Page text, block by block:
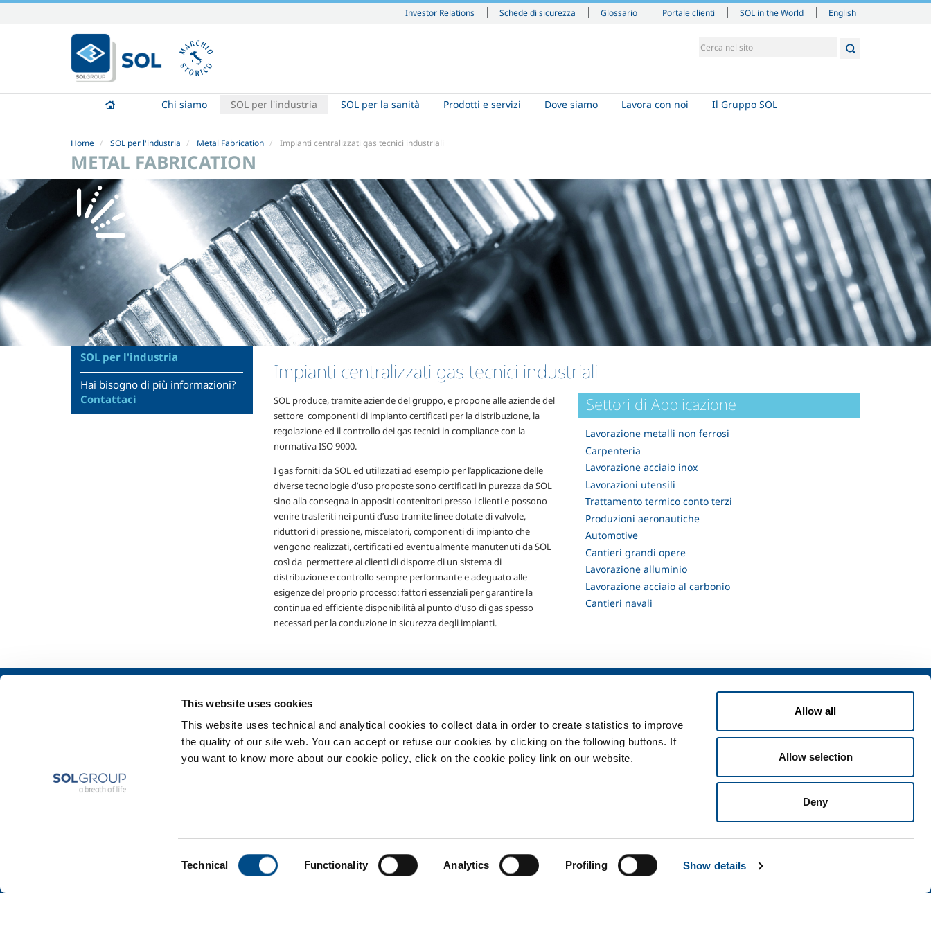
This website uses cookies
This website uses technical and analytical cookies to collect data in order to create statistics to improve
the quality of our site web. You can accept or refuse our cookies by clicking on the following buttons. If
you want to know more about our cookie policy, click on the cookie policy link on our website.
Technical Functionality Analytics Profiling Show details
Allow all
Allow selection
Deny
Investor Relations Schede di sicurezza Glossario Portale clienti SOL in the World
contenuti.
|
Salta
navigazione
English
Chi siamo SOL per l'industria SOL per la sanità Prodotti e servizi Dove siamo Lavora con noi Il Gruppo SOL
Home SOL per l'industria Metal Fabrication Impianti centralizzati gas tecnici industriali
METAL FABRICATION
Impianti centralizzati gas tecnici industriali
SOL produce, tramite aziende del gruppo, e propone alle aziende del
settore componenti di impianto certificati per la distribuzione, la
regolazione ed il controllo dei gas tecnici in compliance con la
normativa ISO 9000.
I gas forniti da SOL ed utilizzati ad esempio per l’applicazione delle
diverse tecnologie d’uso proposte sono certificati in purezza da SOL
sino alla consegna in appositi contenitori presso i clienti e possono
venire trasferiti nei punti d’uso tramite linee dotate di valvole,
riduttori di pressione, miscelatori, componenti di impianto che
vengono realizzati, certificati ed eventualmente manutenuti da SOL
così da permettere ai clienti di disporre di un sistema di
distribuzione e controllo sempre performante e adeguato alle
esigenze del proprio processo: fattori essenziali per garantire la
continua ed efficiente disponibilità al punto d’uso di gas spesso
necessari per la conduzione in sicurezza degli impianti.
Settori di Applicazione
Lavorazione metalli non ferrosi
Carpenteria
Lavorazione acciaio inox
Lavorazioni utensili
Trattamento termico conto terzi
Produzioni aeronautiche
Automotive
Cantieri grandi opere
Lavorazione alluminio
Lavorazione acciaio al carbonio
Cantieri navali
SOL per l'industria
Hai bisogno di più informazioni?
Contattaci
Sicurezza, ambiente e qualità
Metal Production
Metal Fabrication
Chemistry & Pharma
Servizi
Impianti dispositivo medico
Gas medicali
Prodotti e servizi per la sanità
Privacy Cookies Termini e condizioni Disclaimer Mappa del sito